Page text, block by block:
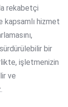
rekabetçi
kapsamlı hizmet
bir
işletmenizin
ve